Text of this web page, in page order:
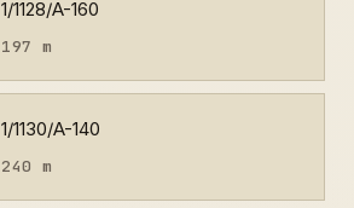
1/1128/A-160
197 m
1/1130/A-140
240 m